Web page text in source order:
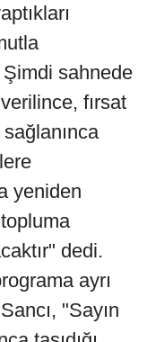
sahnede
fırsat
yeniden
dedi.
ayrı
"Sayın